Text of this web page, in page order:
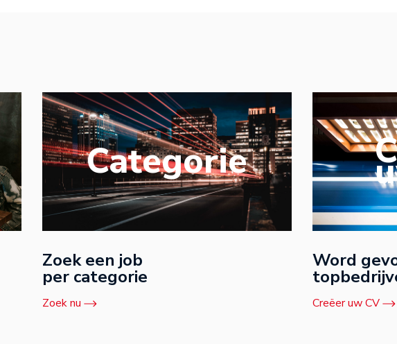
Categorie
Zoek een job
per categorie
Zoek nu
Word
Creëer uw CV